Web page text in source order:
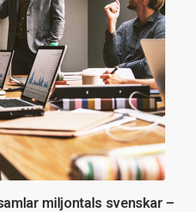
miljontals svenskar –